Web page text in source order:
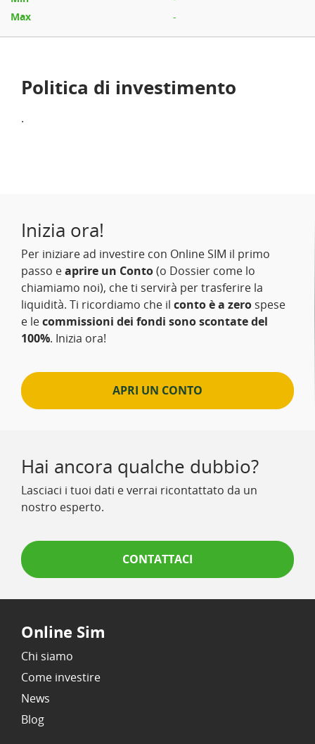
-
Politica di investimento
.
Inizia ora!
Per iniziare ad investire con Online SIM il primo
passo eaprire un Conto(o Dossier come lo
chiamiamo noi), che ti servirà per trasferire la
liquidità. Ti ricordiamo che il conto è a zero spese
e lecommissioni dei fondi sono scontate del
100%. Inizia ora!
APRI UN CONTO
Hai ancora qualche dubbio?
Lasciaci i tuoi dati e verrai ricontattato da un
nostro esperto.
CONTATTACI
Online Sim
Chi siamo
Come investire
News
Blog